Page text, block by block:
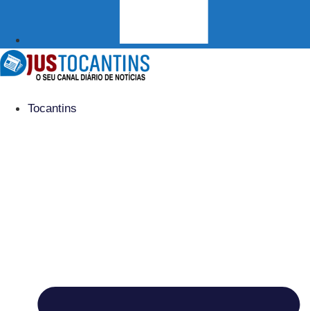
Tocantins